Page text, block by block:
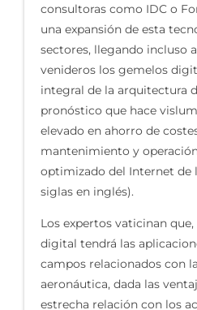
consultoras como IDC o
una expansión de esta
sectores, llegando incluso
venideros los gemelos
integral de la arquitectura
pronóstico que hace
elevado en ahorro de
mantenimiento y
optimizado del Internet de
siglas en inglés).
Los expertos vaticinan
digital tendrá las
campos relacionados con
aeronáutica, dada las
estrecha relación con los